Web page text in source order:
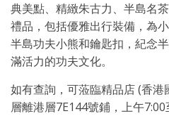
典美點、精緻朱古力、半島名
禮品，包括優雅出行裝備，為
半島功夫小熊和鑰匙扣，紀念
滿活力的功夫文化。
如有查詢，可蒞臨精品店 (香
層離港層7E144號鋪，上午